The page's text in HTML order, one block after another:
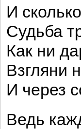
И
Судьба
Как ни
Взгляни
И через
Ведь